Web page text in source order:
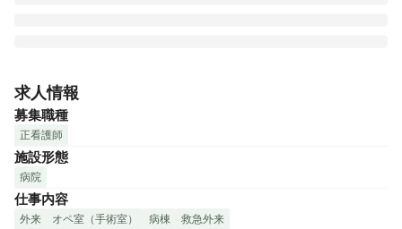
院です。
◆認定看護師在籍(脳卒中看護、脳卒中リハビリテーション看
護、皮膚・排泄ケア)、IVRエキスパートナース在籍
◆熊本保健科学大学と連携協定を結びました
福岡脳神経外科病院は熊本保健科学大学のキャンパス校とな
り、脳卒中看護認定看護師教育課程のうち、半年間、「臨
床」という強みを活かし専門科目の履修・臨床実習を担当し
ます。
求人情報
募集職種
正看護師
施設形態
病院
仕事内容
外来 オペ室（手術室） 病棟 救急外来